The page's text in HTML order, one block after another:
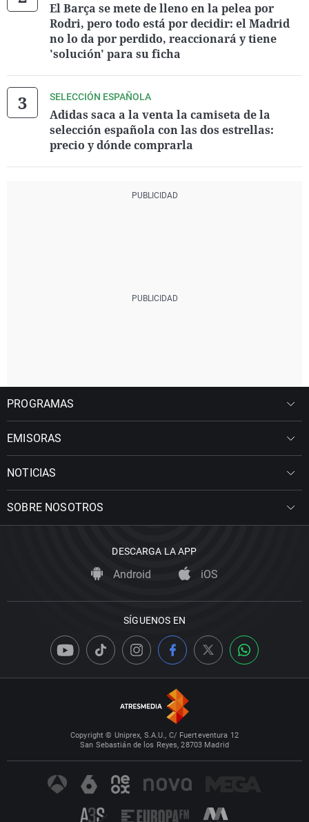
El Barça se mete de lleno en la pelea por
Rodri, pero todo está por decidir: el Madrid
no lo da por perdido, reaccionará y tiene
'solución' para su ficha
SELECCIÓN ESPAÑOLA
Adidas saca a la venta la camiseta de la
selección española con las dos estrellas:
precio y dónde comprarla
PROGRAMAS
EMISORAS
NOTICIAS
SOBRE NOSOTROS
DESCARGA LA APP
Android iOS
SÍGUENOS EN
Copyright © Uniprex, S.A.U., C/ Fuerteventura 12
San Sebastián de los Reyes, 28703 Madrid